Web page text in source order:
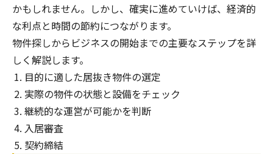
かもしれません。しかし、確実に進めていけば、経済的
な利点と時間の節約につながります。
物件探しからビジネスの開始までの主要なステップを詳
しく解説します。
目的に適した居抜き物件の選定
実際の物件の状態と設備をチェック
継続的な運営が可能かを判断
入居審査
契約締結